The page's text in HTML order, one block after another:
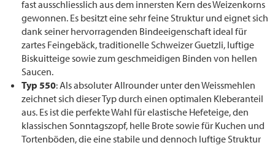
fast ausschliesslich aus dem innersten Kern des Weizenkorns
gewonnen. Es besitzt eine sehr feine Struktur und eignet sich
dank seiner hervorragenden Bindeeigenschaft ideal für
zartes Feingebäck, traditionelle Schweizer Guetzli, luftige
Biskuitteige sowie zum geschmeidigen Binden von hellen
Saucen.
Typ 550: Als absoluter Allrounder unter den Weissmehlen
zeichnet sich dieser Typ durch einen optimalen Kleberanteil
aus. Es ist die perfekte Wahl für elastische Hefeteige, den
klassischen Sonntagszopf, helle Brote sowie für Kuchen und
Tortenböden, die eine stabile und dennoch luftige Struktur